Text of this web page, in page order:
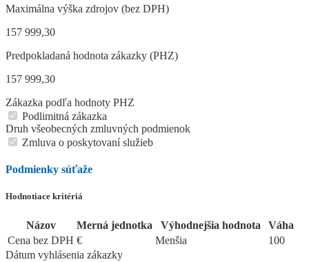
Maximálna výška zdrojov (bez DPH)
157 999,30
Predpokladaná hodnota zákazky (PHZ)
157 999,30
Zákazka podľa hodnoty PHZ
Podlimitná zákazka
Druh všeobecných zmluvných podmienok
Zmluva o poskytovaní služieb
Podmienky súťaže
Hodnotiace kritériá
Názov Merná jednotka Výhodnejšia hodnota
Váha
Cena bez DPH € Menšia
100
Dátum vyhlásenia zákazky